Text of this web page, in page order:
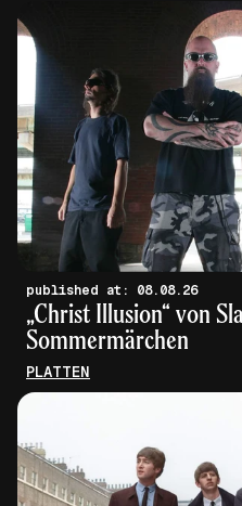
published at: 08.08.26
„Christ Illusion“ von
Sommermärchen
PLATTEN